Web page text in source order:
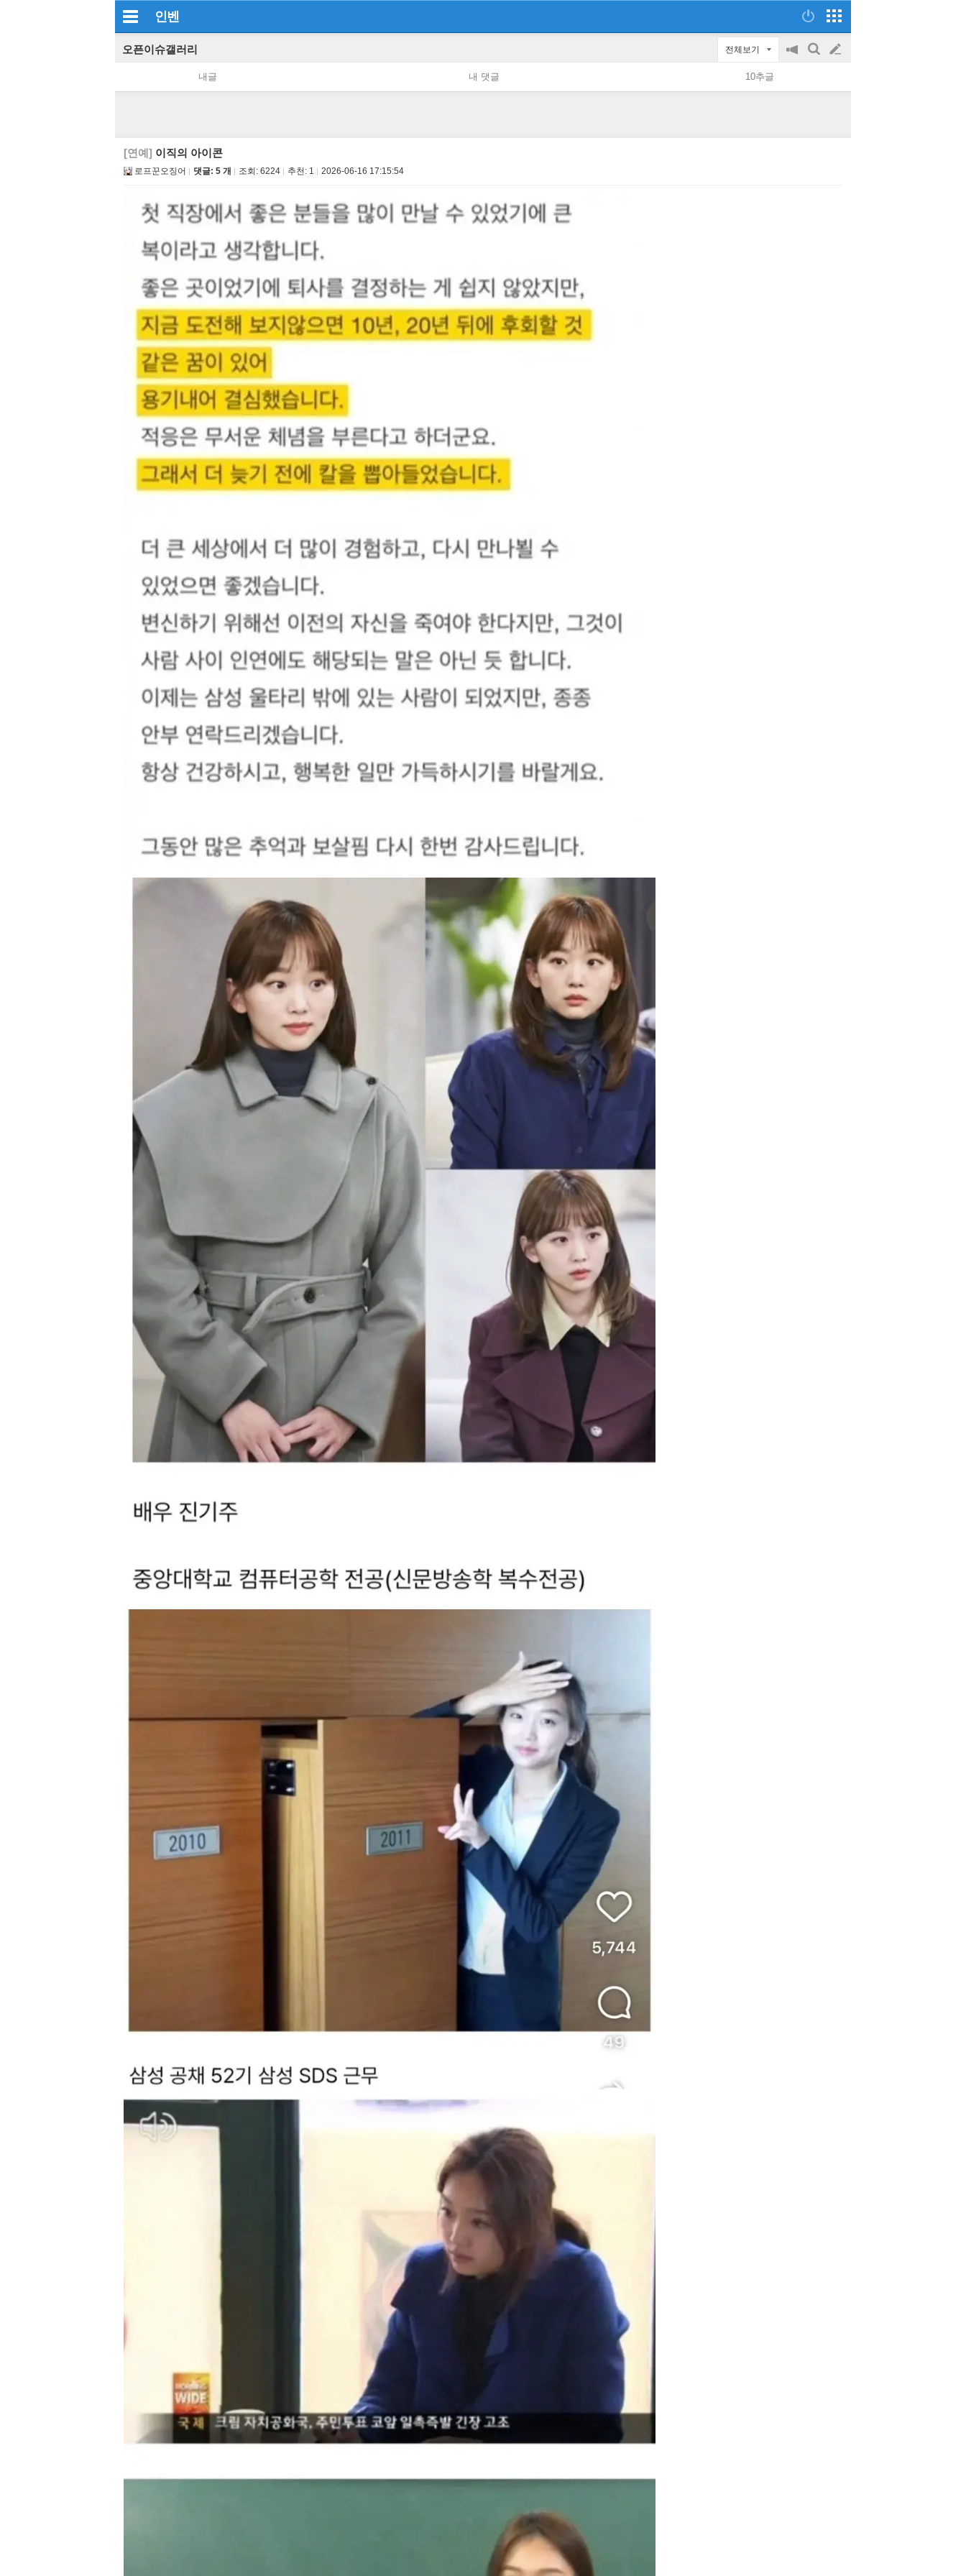
인벤
오픈이슈갤러리 전체보기
공
on/off
검
글
쓰
내글 내 댓글 10추글
[연예] 이직의 아이콘
로프꾼오징어 댓글: 5 개 조회: 6224 추천: 1 2026-06-16 17:15:54